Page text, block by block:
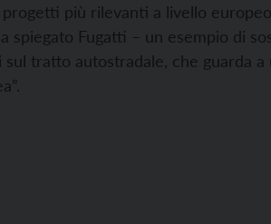
più rilevanti a livello
spiegato Fugatti – un esempio di
tratto autostradale, che guarda